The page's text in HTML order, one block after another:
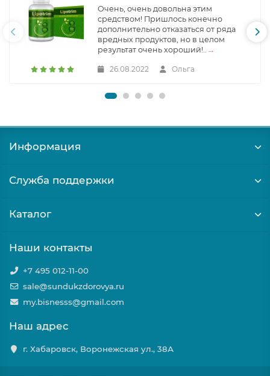
Очень, очень довольна этим
средством! Пришлось конечно
дополнительно отказаться от ряда
вредных продуктов, но в целом
результат очень хороший!.. →
26.08.2022 Ольга
Информация
Служба поддержки
Каталог
Наши контакты
+7 495 012-11-00
sale@sundukzdorovya.ru
my.bisnesss@gmail.com
Наш адрес
г. Хабаровск, Воронежская ул., 38А